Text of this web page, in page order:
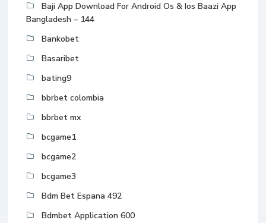
Baji App Download For Android Os & Ios Baazi App
Bangladesh – 144
Bankobet
Basaribet
bating9
bbrbet colombia
bbrbet mx
bcgame1
bcgame2
bcgame3
Bdm Bet Espana 492
Bdmbet Application 600